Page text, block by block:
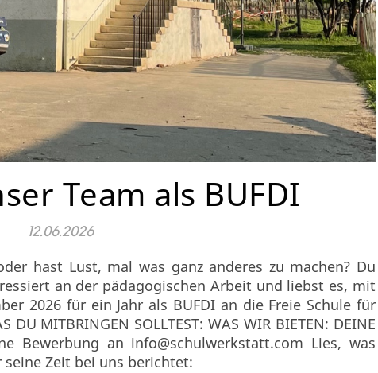
Team als BUFDI
12.06.2026
hast Lust, mal was ganz anderes zu machen? Du
an der pädagogischen Arbeit und liebst es, mit
2026 für ein Jahr als BUFDI an die Freie Schule für
MITBRINGEN SOLLTEST: WAS WIR BIETEN: DEINE
Bewerbung an info@schulwerkstatt.com Lies, was
seine Zeit bei uns berichtet: